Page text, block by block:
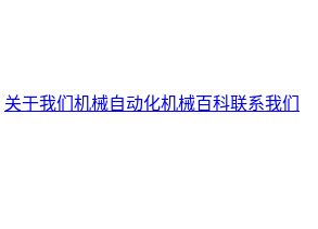
关于我们 机械自动化机械百科联系我们